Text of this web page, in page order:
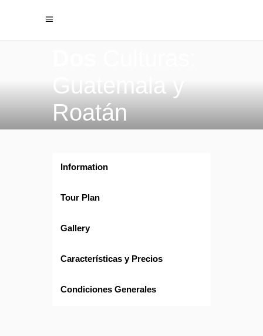
Guatemala y
Roatán
Information
Tour Plan
Gallery
Características y Precios
Condiciones Generales